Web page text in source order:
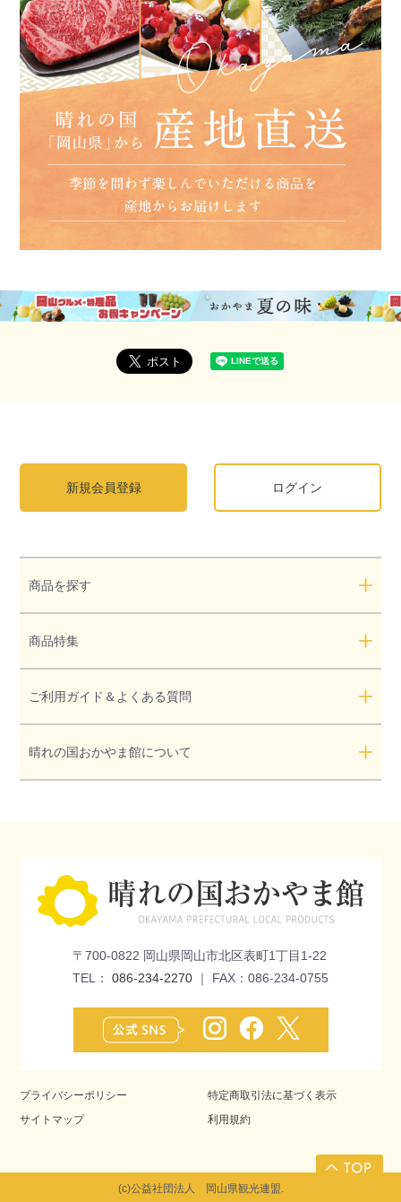
新規会員登録 ログイン
商品を探す
商品特集
ご利用ガイド＆よくある質問
晴れの国おかやま館について
〒700-0822 岡山県岡山市北区表町1丁目1-22
TEL： 086-234-2270 ｜ FAX：086-234-0755
プライバシーポリシー
特定商取引法に基づく表示
サイトマップ
利用規約
(c)公益社団法人 岡山県観光連盟.